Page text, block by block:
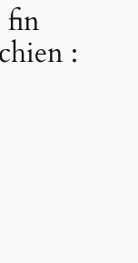
fin
: